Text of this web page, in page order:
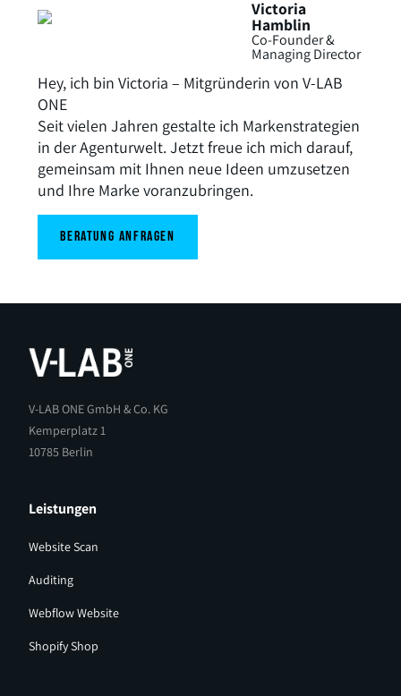
Victoria
Hamblin
Co-Founder &
Managing Director
Hey, ich bin Victoria – Mitgründerin von V-LAB
ONE
Seit vielen Jahren gestalte ich Markenstrategien
in der Agenturwelt. Jetzt freue ich mich darauf,
gemeinsam mit Ihnen neue Ideen umzusetzen
und Ihre Marke voranzubringen.
beratung anfragen
V-LAB ONE GmbH & Co. KG
Kemperplatz 1
‍10785 Berlin
Leistungen
Website Scan
Auditing
Webflow Website
Shopify Shop